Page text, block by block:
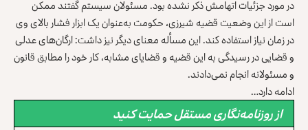
در مورد جزئیات اتهامش ذکر نشده بود. مسئولان سیستم گفتند ممکن
است از این وضعیت قضیه شیرزی، حکومت به‌عنوان یک ابزار فشار بالای وی
در زمان نیاز استفاده کند. این مسأله معنای دیگر نیز داشت: ارگان‌های عدلی
و قضایی در رسیدگی به این قضیه و قضایای مشابه، کار خود را مطابق قانون
و مسئولانه انجام نمی‌دادند.
ادامه دارد…
از روزنامه‌نگاری مستقل حمایت کنید